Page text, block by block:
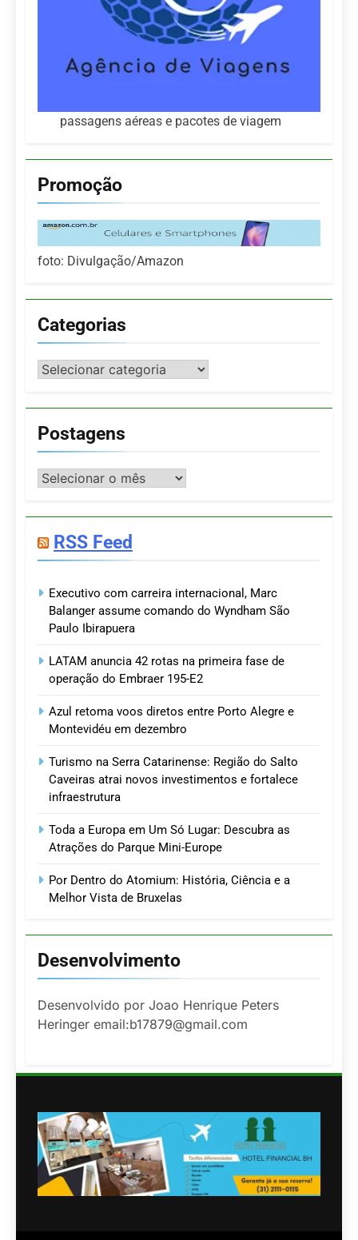
passagens aéreas e pacotes de viagem
Promoção
foto: Divulgação/Amazon
Categorias
Categorias
Postagens
Postagens
RSS Feed
Executivo com carreira internacional, Marc
Balanger assume comando do Wyndham São
Paulo Ibirapuera
LATAM anuncia 42 rotas na primeira fase de
operação do Embraer 195-E2
Azul retoma voos diretos entre Porto Alegre e
Montevidéu em dezembro
Turismo na Serra Catarinense: Região do Salto
Caveiras atrai novos investimentos e fortalece
infraestrutura
Toda a Europa em Um Só Lugar: Descubra as
Atrações do Parque Mini-Europe
Por Dentro do Atomium: História, Ciência e a
Melhor Vista de Bruxelas
Desenvolvimento
Desenvolvido por Joao Henrique Peters
Heringer email:b17879@gmail.com